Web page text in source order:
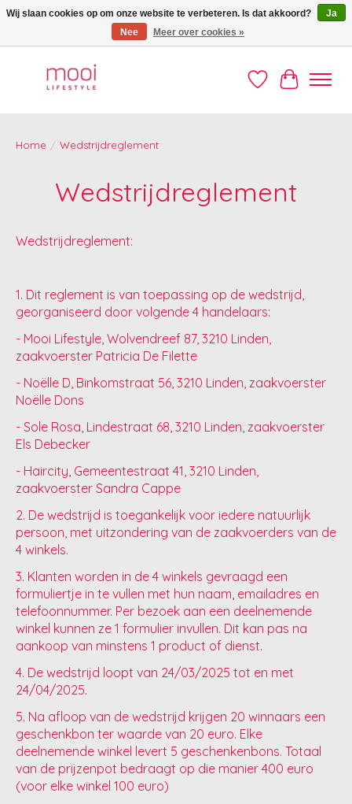
Welkom op de Mooi webshop!
Verlanglijst
Home / Wedstrijdreglement
Wedstrijdreglement
Wedstrijdreglement:
1. Dit reglement is van toepassing op de wedstrijd,
georganiseerd door volgende 4 handelaars:
- Mooi Lifestyle, Wolvendreef 87, 3210 Linden,
zaakvoerster Patricia De Filette
- Noëlle D, Binkomstraat 56, 3210 Linden, zaakvoerster
Noëlle Dons
- Sole Rosa, Lindestraat 68, 3210 Linden, zaakvoerster
Els Debecker
- Haircity, Gemeentestraat 41, 3210 Linden,
zaakvoerster Sandra Cappe
2. De wedstrijd is toegankelijk voor iedere natuurlijk
persoon, met uitzondering van de zaakvoerders van de
4 winkels.
3. Klanten worden in de 4 winkels gevraagd een
formuliertje in te vullen met hun naam, emailadres en
telefoonnummer. Per bezoek aan een deelnemende
winkel kunnen ze 1 formulier invullen. Dit kan pas na
aankoop van minstens 1 product of dienst.
4. De wedstrijd loopt van 24/03/2025 tot en met
24/04/2025.
5. Na afloop van de wedstrijd krijgen 20 winnaars een
geschenkbon ter waarde van 20 euro. Elke
deelnemende winkel levert 5 geschenkenbons. Totaal
van de prijzenpot bedraagt op die manier 400 euro
(voor elke winkel 100 euro)
Wij slaan cookies op om onze website te verbeteren. Is dat akkoord?
Ja
Nee
Meer over cookies »